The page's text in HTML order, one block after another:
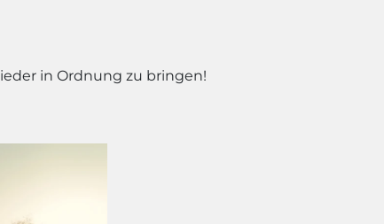
in Ordnung zu bringen!